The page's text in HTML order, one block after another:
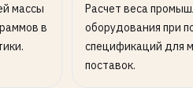
массы
в
Расчет веса
оборудования при
спецификаций для
поставок.